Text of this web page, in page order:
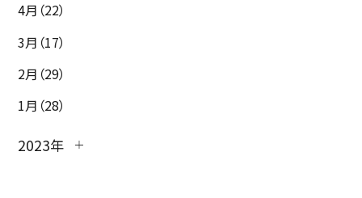
4月（22）
3月（17）
2月（29）
1月（28）
2023年